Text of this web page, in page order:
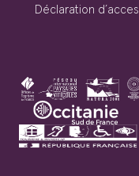
Déclaration